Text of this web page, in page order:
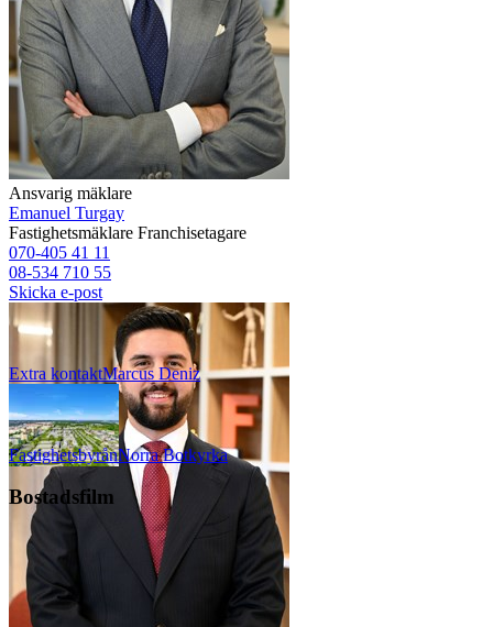
Ansvarig mäklare
Emanuel Turgay
Fastighetsmäklare Franchisetagare
070-405 41 11
08-534 710 55
Skicka e-post
Extra kontaktMarcus Deniz
FastighetsbyrånNorra Botkyrka
Bostadsfilm